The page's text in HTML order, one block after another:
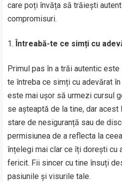
care poți învăța să trăiești
compromisuri.
Întreabă-te ce simți cu
Primul pas în a trăi autentic
te întreba ce simți cu adevărat
este mai ușor să urmezi cursul
se așteaptă de la tine, dar acest
stare de nesiguranță sau de
permisiunea de a reflecta la
înțelegi mai clar ce îți dorești cu
fericit. Fii sincer cu tine însuți
pasiunile și visurile tale.